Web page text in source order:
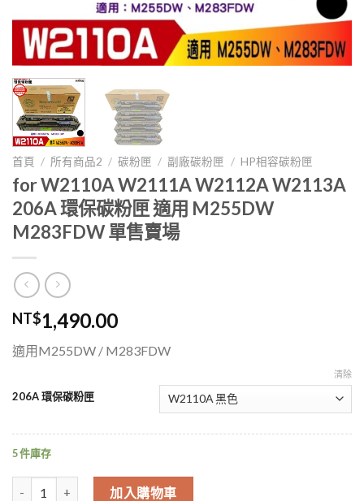
首頁 / 所有商品2 / 碳粉匣 / 副廠碳粉匣 / HP相容碳粉匣
for W2110A W2111A W2112A W2113A
206A 環保碳粉匣 適用 M255DW
M283FDW 單售賣場
NT$1,490.00
適用M255DW / M283FDW
206A 環保碳粉匣
清除
5 件庫存
for W2110A W2111A W2112A W2113A 206A 環保碳粉匣 適用
加入購物車